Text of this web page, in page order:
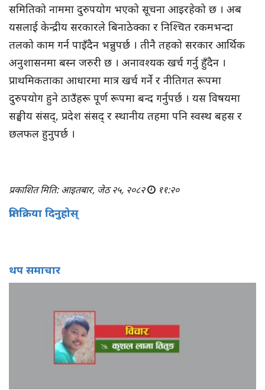
समितिको नाममा दुरुपयोग भएको सूचना आइरहेको छ । अब
यसलाई केन्द्रीय सरकारले बिनाठेक्का र निश्चित रकमभन्दा
तलको काम गर्न पाइँदैन भन्नुपर्छ । तीनै तहको सरकार आर्थिक
अनुशासनमा बस्न जरुरी छ । अनावश्यक खर्च गर्नु हुँदैन ।
प्राथमिकताका आधारमा मात्र खर्च गर्ने र नीतिगत रूपमा
दुरुपयोग हुने ठाउँहरू पूर्ण रूपमा बन्द गर्नुपर्छ । यस विषयमा
सङ्घीय संसद्, प्रदेश संसद् र स्थानीय तहमा पनि स्वस्थ बहस र
छलफल हुनुपर्छ ।
प्रकाशित मिति: आइतबार, जेठ २५, २०८२ ११:२०
प्रतिक्रिया दिनुहोस्
थप समाचार